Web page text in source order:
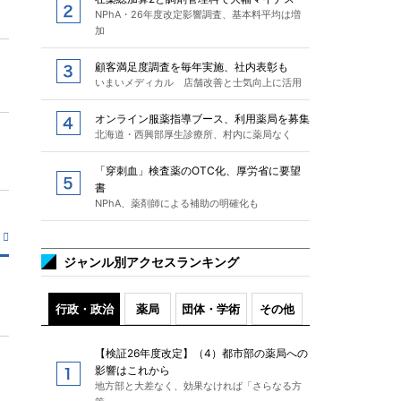
NPhA・26年度改定影響調査、基本料平均は増
加
顧客満足度調査を毎年実施、社内表彰も
いまいメディカル 店舗改善と士気向上に活用
オンライン服薬指導ブース、利用薬局を募集
北海道・西興部厚生診療所、村内に薬局なく
「穿刺血」検査薬のOTC化、厚労省に要望
書
NPhA、薬剤師による補助の明確化も
ジャンル別アクセスランキング
行政・政治 薬局 団体・学術 その他
【検証26年度改定】（4）都市部の薬局への
影響はこれから
地方部と大差なく、効果なければ「さらなる方